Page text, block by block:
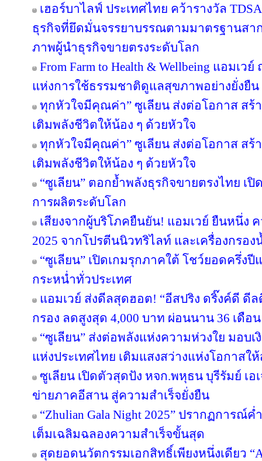
เฮอร์บาไลฟ์ ประเทศไทย คว้ารางวัล
ธุรกิจที่ยึดมั่นจรรยาบรรณตามมาตรฐานสา
ภาพผู้นำธุรกิจขายตรงระดับโลก
From Farm to Health & Wellbeing แอมเ
แห่งการใช้ธรรมชาติดูแลสุขภาพอย่างยั่งยืน
ทุกหัวใจมีคุณค่า” ซูเลียน ส่งต่อโอกาส สร้
เติมพลังชีวิตให้น้อง ๆ ด้วยหัวใจ
ทุกหัวใจมีคุณค่า” ซูเลียน ส่งต่อโอกาส สร้
เติมพลังชีวิตให้น้อง ๆ ด้วยหัวใจ
“ซูเลียน” ตอกย้ำพลังธุรกิจขายตรงไทย เ
การผลิตระดับโลก
เสียงจากผู้บริโภคยืนยัน! แอมเวย์ ยืนหนึ่ง ค
2025 จากโปรตีนนิวทริไลท์ และเครื่องกรอง
“ซูเลียน” เปิดเกมรุกภาคใต้ โชว์ยอดครึ่ง
กระหน่ำทั่วประเทศ
แอมเวย์ ส่งดีลสุดฮอต! “อีสปริง ดริ๊งค์ดี ดี
กรอง ลดสูงสุด 4,000 บาท ผ่อนนาน 36 เดือน
“ซูเลียน” ส่งต่อพลังแห่งความห่วงใย มอ
แห่งประเทศไทย เติมแสงสว่างแห่งโอกาสใ
ซูเลียน เปิดตัวสุดปัง หจก.พหุธน บุรีรัมย์ เอ
ข่ายภาคอีสาน สู่ความสำเร็จยั่งยืน
“Zhulian Gala Night 2025” ปรากฏการณ์
เต็มเฉลิมฉลองความสำเร็จขั้นสุด
สุดยอดนวัตกรรมเอกสิทธิ์เพียงหนึ่งเดียว